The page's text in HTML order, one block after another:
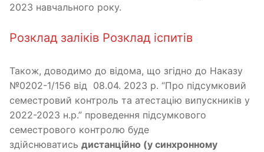
2023 навчального року.
Розклад заліків Розклад іспитів
Також, доводимо до відома, що згідно до Наказу
№0202-1/156 від 08.04. 2023 р. “Про підсумковий
семестровий контроль та атестацію випускників у
2022-2023 н.р.” проведення підсумкового
семестрового контролю буде
здійснюватись дистанційно (у синхронному